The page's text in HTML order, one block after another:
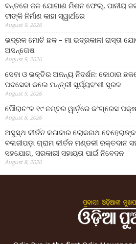
ବନ୍ତରେ ଜଳ ଯୋଗାଣ ମିଶନ ଫେଲ୍‌, ପାନୀୟ
ଟାଙ୍କି ନିର୍ମାଣ କାହା ସ୍ୱାର୍ଥରେ
August 9, 2026
ଭଦ୍ରକ ମୋଚି ଛକ – ମା ଭଦ୍ରକାଳୀ ରାସ୍ତା
ଅସନ୍ତୋଷ
August 9, 2026
ସେବା ଓ ଭକ୍ତିର ଅନନ୍ୟ ନିଦର୍ଶନ: କୋଠାର
ପଦସେବା କଲେ ମନ୍ତ୍ରୀ ସୂର୍ଯ୍ୟବଂଶୀ ସୂରଜ
August 9, 2026
ପୌରାଚଂଳ ୧୯ ନମ୍ବର ୱାର୍ଡ଼ରେ କଂଗ୍ରେସ
August 8, 2026
ଅସୁସ୍ଥ କୀର୍ତନ କଳାକାର ଲୋକନାଥ
ବଳାଜୀପଡ଼ା ଗ୍ରାମ କୀର୍ତନ ମଣ୍ଡଳୀ ରକ୍ତଦାନ
ସହଯୋଗ, ସରକାରୀ ସହାୟତା ପାଇଁ ନିବେଦନ
August 8, 2026